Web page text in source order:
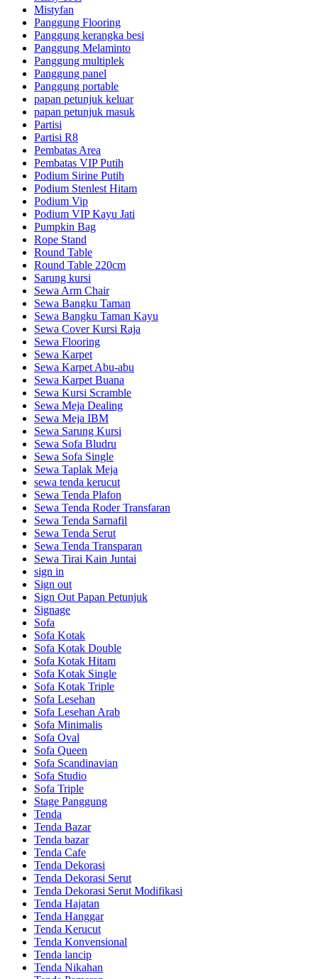
Mistyfan
Panggung Flooring
Panggung kerangka besi
Panggung Melaminto
Panggung multiplek
Panggung panel
Panggung portable
papan petunjuk keluar
papan petunjuk masuk
Partisi
Partisi R8
Pembatas Area
Pembatas VIP Putih
Podium Sirine Putih
Podium Stenlest Hitam
Podium Vip
Podium VIP Kayu Jati
Pumpkin Bag
Rope Stand
Round Table
Round Table 220cm
Sarung kursi
Sewa Arm Chair
Sewa Bangku Taman
Sewa Bangku Taman Kayu
Sewa Cover Kursi Raja
Sewa Flooring
Sewa Karpet
Sewa Karpet Abu-abu
Sewa Karpet Buana
Sewa Kursi Scramble
Sewa Meja Dealing
Sewa Meja IBM
Sewa Sarung Kursi
Sewa Sofa Bludru
Sewa Sofa Single
Sewa Taplak Meja
sewa tenda kerucut
Sewa Tenda Plafon
Sewa Tenda Roder Transfaran
Sewa Tenda Sarnafil
Sewa Tenda Serut
Sewa Tenda Transparan
Sewa Tirai Kain Juntai
sign in
Sign out
Sign Out Papan Petunjuk
Signage
Sofa
Sofa Kotak
Sofa Kotak Double
Sofa Kotak Hitam
Sofa Kotak Single
Sofa Kotak Triple
Sofa Lesehan
Sofa Lesehan Arab
Sofa Minimalis
Sofa Oval
Sofa Queen
Sofa Scandinavian
Sofa Studio
Sofa Triple
Stage Panggung
Tenda
Tenda Bazar
Tenda bazar
Tenda Cafe
Tenda Dekorasi
Tenda Dekorasi Serut
Tenda Dekorasi Serut Modifikasi
Tenda Hajatan
Tenda Hanggar
Tenda Kerucut
Tenda Konvensional
Tenda lancip
Tenda Nikahan